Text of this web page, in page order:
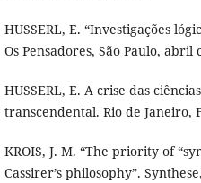
HUSSERL, E. “Investigações
Os Pensadores, São Paulo, abril
HUSSERL, E. A crise das
transcendental. Rio de Janeiro,
KROIS, J. M. “The priority of
Cassirer’s philosophy”.